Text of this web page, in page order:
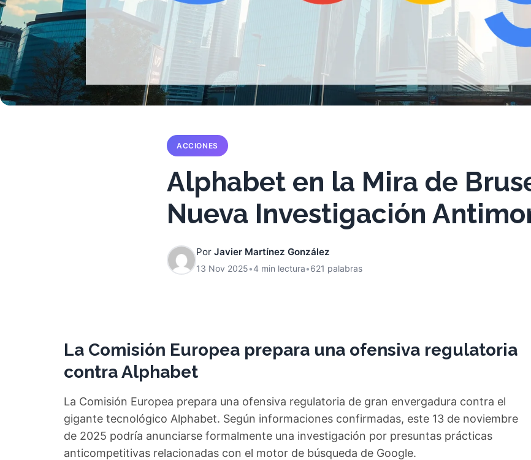
ACCIONES
Alphabet en la Mira de
Nueva Investigación
Por Javier Martínez González
13 Nov 2025•4 min lectura•621 palabras
La Comisión Europea prepara una ofensiva regulatoria
contra Alphabet
La Comisión Europea prepara una ofensiva regulatoria de gran envergadura contra el
gigante tecnológico Alphabet. Según informaciones confirmadas, este 13 de noviembre
de 2025 podría anunciarse formalmente una investigación por presuntas prácticas
anticompetitivas relacionadas con el motor de búsqueda de Google.